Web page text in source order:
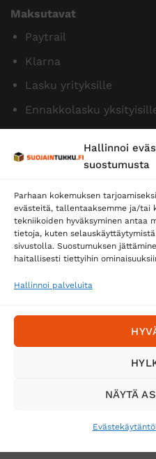
Hallinnoi
suostumusta
Parhaan kokemuksen
evästeitä, tallentaaksemme ja/tai
tekniikoiden hyväksyminen antaa
tietoja, kuten
sivustolla. Suostumuksen
haitallisesti tiettyihin
Hallinnoi palveluita
NÄYTÄ
Evästekäytäntö
Maksutavat
Paytrail
Klarna
Lasku yrityksille
Ennakkolasku
Toimitustavat
Posti
Matkahuolto
Tilaa uutiskirje ja saat